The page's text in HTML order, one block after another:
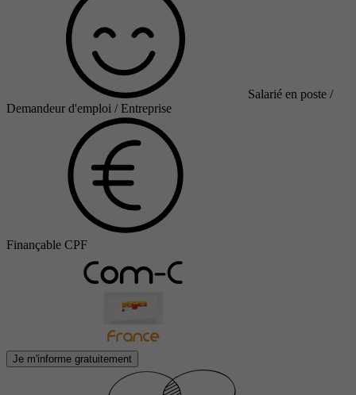
Salarié en poste /
Demandeur d'emploi / Entreprise
Finançable CPF
Je m'informe gratuitement